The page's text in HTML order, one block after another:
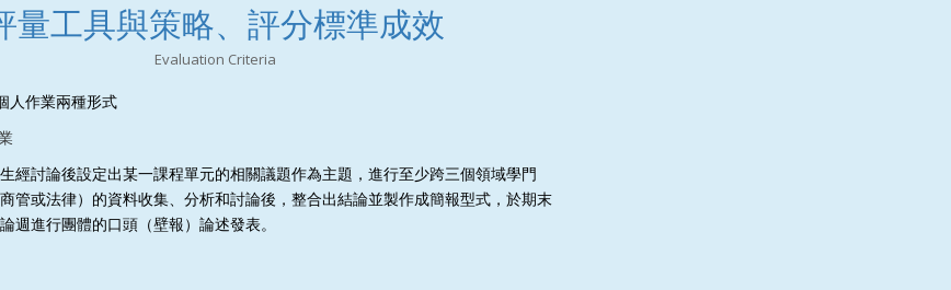
量工具與策略、評分標準成效
Evaluation Criteria
人作業兩種形式
經討論後設定出某一課程單元的相關議題作為主題，進行至少跨三個領域學門
商管或法律）的資料收集、分析和討論後，整合出結論並製作成簡報型式，於期末
週進行團體的口頭（壁報）論述發表。